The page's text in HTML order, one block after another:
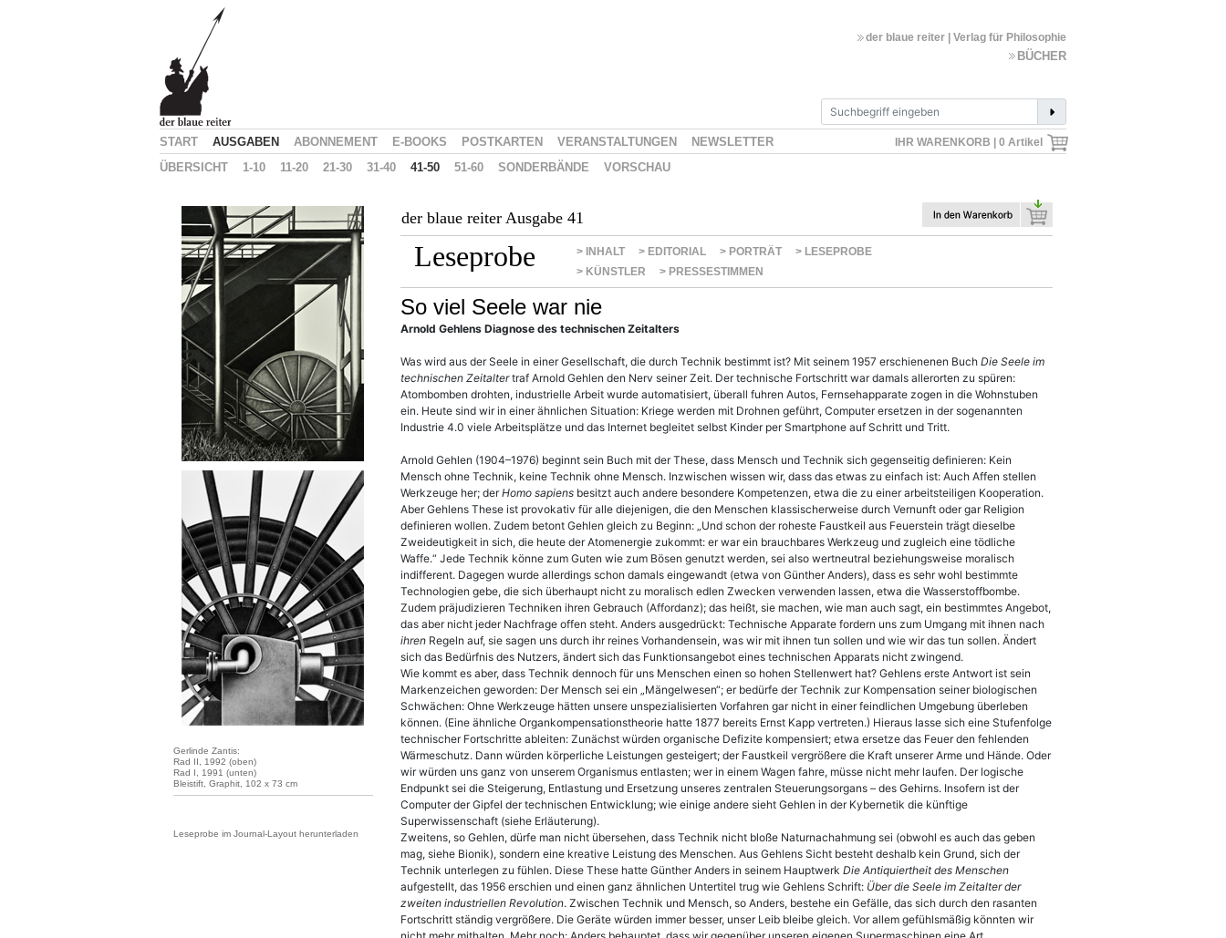
IHR WARENKORB | 0 Artikel
der blaue reiter | Verlag für Philosophie
BÜCHER
START AUSGABEN ABONNEMENT E-BOOKS POSTKARTEN VERANSTALTUNGEN
NEWSLETTER
ÜBERSICHT
1-10 11-20 21-30 31-40 41-50 51-60 SONDERBÄNDE VORSCHAU
Gerlinde Zantis:
Rad II, 1992 (oben)
Rad I, 1991 (unten)
Bleistift, Graphit, 102 x 73 cm
Leseprobe im Journal-Layout herunterladen
der blaue reiter Ausgabe 41
Leseprobe > INHALT > EDITORIAL > PORTRÄT
> LESEPROBE
> KÜNSTLER
> PRESSESTIMMEN
So viel Seele war nie
Arnold Gehlens Diagnose des technischen Zeitalters
Was wird aus der Seele in einer Gesellschaft, die durch Technik bestimmt ist? Mit seinem 1957 erschienenen Buch Die Seele im
technischen Zeitaltertraf Arnold Gehlen den Nerv seiner Zeit. Der technische Fortschritt war damals allerorten zu spüren:
Atombomben drohten, industrielle Arbeit wurde automatisiert, überall fuhren Autos, Fernsehapparate zogen in die Wohnstuben
ein. Heute sind wir in einer ähnlichen Situa­tion: Kriege werden mit Drohnen geführt, Computer ersetzen in der sogenannten
Industrie 4.0 viele Arbeitsplätze und das Internet begleitet selbst Kinder per Smartphone auf Schritt und Tritt.
Arnold Gehlen (1904–1976) beginnt sein Buch mit der These, dass Mensch und Technik sich gegenseitig definieren: Kein
Mensch ohne Technik, keine Technik ohne Mensch. Inzwischen wissen wir, dass das etwas zu einfach ist: Auch Affen stellen
Werkzeuge her; derHomo sapiensbesitzt auch andere besondere Kompetenzen, etwa die zu einer arbeitsteiligen Kooperation.
Aber Gehlens These ist provokativ für alle diejenigen, die den Menschen klassischerweise durch Vernunft oder gar Religion
definieren wollen. Zudem betont Gehlen gleich zu Beginn: „Und schon der roheste Faustkeil aus Feuerstein trägt dieselbe
Zweideutigkeit in sich, die heute der Atomenergie zukommt: er war ein brauchbares Werkzeug und zugleich eine tödliche
Waffe.“ Jede Technik könne zum Guten wie zum Bösen genutzt werden, sei also wertneutral beziehungsweise moralisch
indifferent. Dagegen wurde allerdings schon damals eingewandt (etwa von Günther Anders), dass es sehr wohl bestimmte
Technologien gebe, die sich überhaupt nicht zu moralisch edlen Zwecken verwenden lassen, etwa die Wasserstoffbombe.
Zudem präjudizieren Techniken ihren Gebrauch (Affordanz); das heißt, sie machen, wie man auch sagt, ein bestimmtes Angebot,
das aber nicht jeder Nachfrage offen steht. Anders ausgedrückt: Technische Apparate fordern uns zum Umgang mit ihnen nach
ihrenRegeln auf, sie sagen uns durch ihr reines Vorhandensein, was wir mit ihnen tun sollen und wie wir das tun sollen. Ändert
sich das Bedürfnis des Nutzers, ändert sich das Funktionsangebot eines technischen Apparats nicht zwingend.
Wie kommt es aber, dass Technik dennoch für uns Menschen einen so hohen Stellenwert hat? Gehlens erste Antwort ist sein
Markenzeichen geworden: Der Mensch sei ein „Mängelwesen“; er bedürfe der Technik zur Kompensation seiner biologischen
Schwächen: Ohne Werkzeuge hätten unsere unspezialisierten Vorfahren gar nicht in einer feindlichen Umgebung überleben
können. (Eine ähnliche Organkompensationstheorie hatte 1877 bereits Ernst Kapp vertreten.) Hieraus lasse sich eine Stufenfolge
technischer Fortschritte ableiten: Zunächst würden organische Defizite kompensiert; etwa ersetze das Feuer den fehlenden
Wärmeschutz. Dann würden körperliche Leistungen gesteigert; der Faustkeil vergrößere die Kraft unserer Arme und Hände. Oder
wir würden uns ganz von unserem Organismus entlasten; wer in einem Wagen fahre, müsse nicht mehr laufen. Der logische
Endpunkt sei die Steigerung, Entlastung und Ersetzung unseres zentralen Steuerungsorgans – des Gehirns. Insofern ist der
Computer der Gipfel der technischen Entwicklung; wie einige andere sieht Gehlen in der Kybernetik die künftige
Superwissenschaft (siehe Erläuterung).
Zweitens, so Gehlen, dürfe man nicht übersehen, dass Technik nicht bloße Naturnachahmung sei (obwohl es auch das geben
mag, siehe Bionik), sondern eine kreative Leistung des Menschen. Aus Gehlens Sicht besteht deshalb kein Grund, sich der
Technik unterlegen zu fühlen. Diese These hatte Günther Anders in seinem Hauptwerk Die Antiquiertheit des Menschen
aufgestellt, das 1956 erschien und einen ganz ähnlichen Untertitel trug wie Gehlens Schrift: Über die Seele im Zeitalter der
zweiten industriellen Revolution. Zwischen Technik und Mensch, so Anders, bestehe ein Gefälle, das sich durch den rasanten
Fortschritt ständig vergrößere. Die Geräte würden immer besser, unser Leib bleibe gleich. Vor allem gefühlsmäßig könnten wir